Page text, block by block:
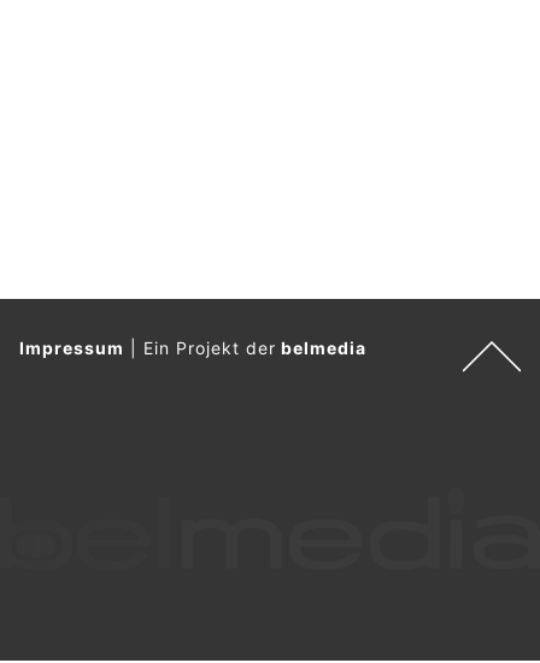
Impressum Ein Projekt derbelmedia